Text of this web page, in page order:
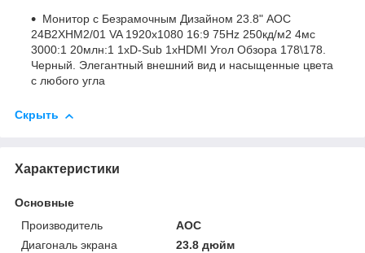
Монитор с Безрамочным Дизайном 23.8" AOC
24B2XHM2/01 VA 1920х1080 16:9 75Hz 250кд/м2 4мс
3000:1 20млн:1 1xD-Sub 1xHDMI Угол Обзора 178\178.
Черный. Элегантный внешний вид и насыщенные цвета
с любого угла
Скрыть
Характеристики
Основные
Производитель
AOC
Диагональ экрана
23.8 дюйм